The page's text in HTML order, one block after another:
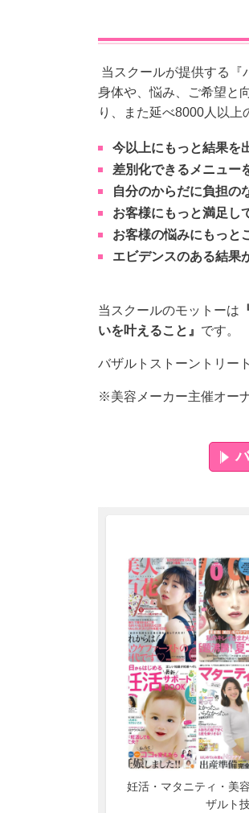
当スクールが提供する『
身体や、悩み、ご希望と
り、また延べ8000人以上
今以上にもっと結果を
差別化できるメニュー
自分のからだに負担の
お客様にもっと満足し
お客様の悩みにもっと
エビデンスのある結果
当スクールのモットーは
いを叶えること』 です。
バザルトストーントリー
※美容メーカー主催オー
妊活・マタニティ・美
ザルト